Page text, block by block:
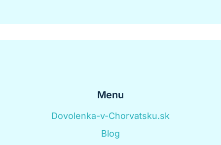
Menu
Dovolenka-v-Chorvatsku.sk
Blog